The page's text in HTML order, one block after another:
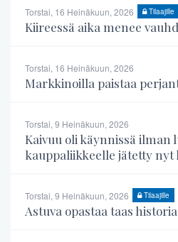
Torstai, 16 Heinäkuun, 2026 Tilaajille
Kiireessä aika menee
Torstai, 16 Heinäkuun, 2026
Markkinoilla paistaa
Torstai, 9 Heinäkuun, 2026
Kaivuu oli käynnissä ilman
kauppaliikkeelle jätetty nyt
Torstai, 9 Heinäkuun, 2026 Tilaajille
Astuva opastaa taas